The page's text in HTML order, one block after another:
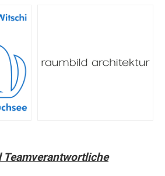
Teamverantwortliche